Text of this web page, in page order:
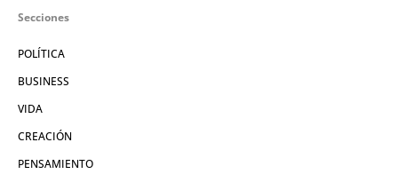
Secciones
POLÍTICA
BUSINESS
VIDA
CREACIÓN
PENSAMIENTO